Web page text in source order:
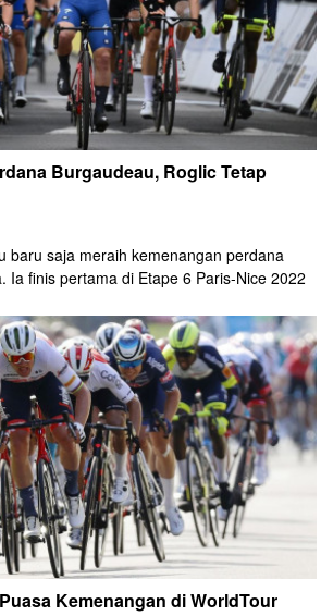
Burgaudeau, Roglic Tetap
baru saja meraih kemenangan perdana
Ia finis pertama di Etape 6 Paris-Nice 2022
Kemenangan di WorldTour